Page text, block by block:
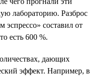
лабораторию. Разброс
эспрессо» составил от
есть 600 %.
дающих
эффект. Например, в